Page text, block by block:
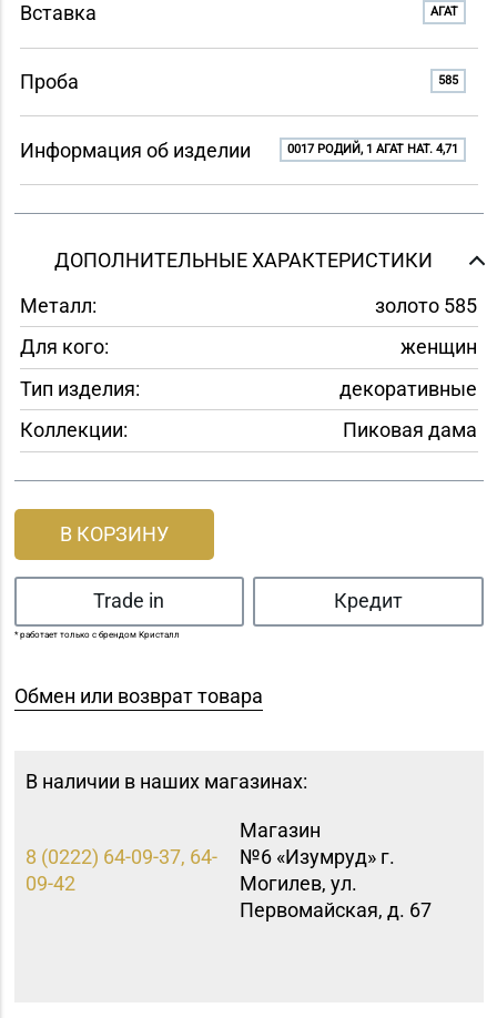
Вставка АГАТ
Проба 585
Информация об изделии 0017 РОДИЙ, 1 АГАТ НАТ. 4,71
ДОПОЛНИТЕЛЬНЫЕ ХАРАКТЕРИСТИКИ
Металл:
золото 585
Для кого:
женщин
Тип изделия:
декоративные
Коллекции:
Пиковая дама
В КОРЗИНУ
Trade in Кредит
* работает только с брендом Кристалл
Обмен или возврат товара
В наличии в наших магазинах:
8 (0222) 64-09-37, 64-
09-42
Магазин
№6 «Изумруд» г.
Могилев, ул.
Первомайская, д. 67